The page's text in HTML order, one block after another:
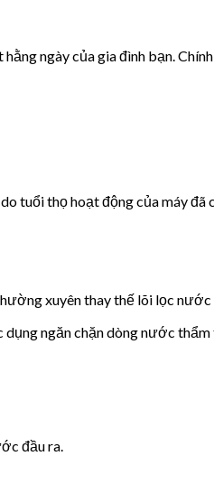
ngày của gia đình bạn.
tuổi thọ hoạt động của máy
xuyên thay thế lõi lọc
dụng ngăn chặn dòng nước
đầu ra.